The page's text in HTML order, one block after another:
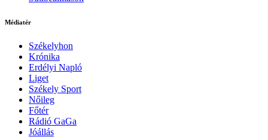
Médiatér
Székelyhon
Krónika
Erdélyi Napló
Liget
Székely Sport
Nőileg
Főtér
Rádió GaGa
Jóállás